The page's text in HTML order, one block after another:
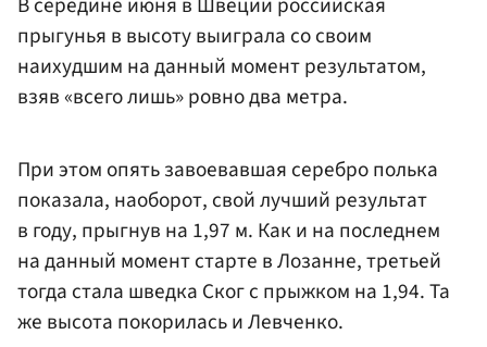
прыгунья в высоту выиграла со своим
наихудшим на данный момент результатом,
взяв «всего лишь» ровно два метра.
При этом опять завоевавшая серебро полька
показала, наоборот, свой лучший результат
в году, прыгнув на 1,97 м. Как и на последнем
на данный момент старте в Лозанне, третьей
тогда стала шведка Ског с прыжком на 1,94. Та
же высота покорилась и Левченко.